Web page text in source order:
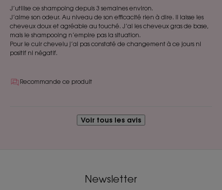
J’utilise ce shampoing depuis 3 semaines environ.
J’aime son odeur. Au niveau de son efficacité rien à dire. Il laisse les
cheveux doux et agréable au touché. J’ai les cheveux gras de base,
mais le shampooing n’empire pas la situation.
Pour le cuir chevelu j’ai pas constaté de changement à ce jours ni
positif ni négatif.
Recommande ce produit
Voir tous les avis
Newsletter